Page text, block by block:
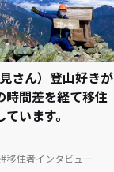
さん）登山好きが
時間差を経て移住
います。
移住者インタビュー